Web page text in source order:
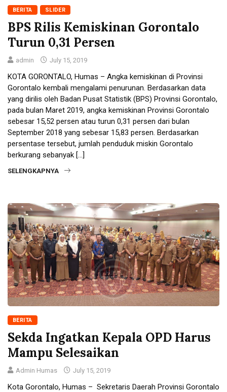
BERITA SLIDER
BPS Rilis Kemiskinan Gorontalo
Turun 0,31 Persen
admin July 15, 2019
KOTA GORONTALO, Humas – Angka kemiskinan di Provinsi
Gorontalo kembali mengalami penurunan. Berdasarkan data
yang dirilis oleh Badan Pusat Statistik (BPS) Provinsi Gorontalo,
pada bulan Maret 2019, angka kemiskinan Provinsi Gorontalo
sebesar 15,52 persen atau turun 0,31 persen dari bulan
September 2018 yang sebesar 15,83 persen. Berdasarkan
persentase tersebut, jumlah penduduk miskin Gorontalo
berkurang sebanyak […]
SELENGKAPNYA
BERITA
Sekda Ingatkan Kepala OPD Harus
Mampu Selesaikan
Admin Humas July 15, 2019
Kota Gorontalo, Humas – Sekretaris Daerah Provinsi Gorontalo